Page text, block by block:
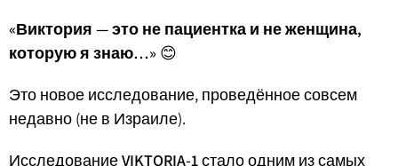
«Виктория — это не пациентка и не женщина,
которую я знаю…» 😊
Это новое исследование, проведённое совсем
недавно (не в Израиле).
ИсследованиеVIKTORIA-1стало одним из самых